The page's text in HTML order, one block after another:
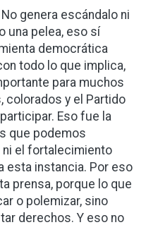
genera escándalo ni
una pelea, eso sí
democrática
todo lo que implica,
para muchos
colorados y el Partido
Eso fue la
que podemos
ni el fortalecimiento
esta instancia. Por eso
prensa, porque lo que
o polemizar, sino
derechos. Y eso no